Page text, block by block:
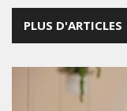
PLUS D'ARTICLES